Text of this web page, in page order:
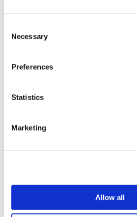
Selection
Necessary
Preferences
Statistics
Marketing
Allow all
Ohne Subgenre
Anwenden